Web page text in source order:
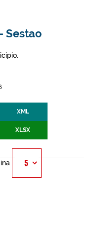
Sestao
XML
XLSX